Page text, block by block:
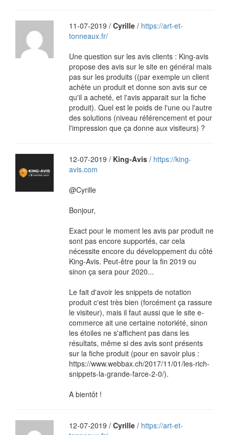
11-07-2019 / Cyrille/ https://art-et-
tonneaux.fr/
Une question sur les avis clients : King-avis
propose des avis sur le site en général mais
pas sur les produits ((par exemple un client
achète un produit et donne son avis sur ce
qu'il a acheté, et l'avis apparait sur la fiche
produit). Quel est le poids de l'une ou l'autre
des solutions (niveau référencement et pour
l'impression que ça donne aux visiteurs) ?
12-07-2019 / King-Avis/ https://king-
avis.com
@Cyrille
Bonjour,
Exact pour le moment les avis par produit ne
sont pas encore supportés, car cela
nécessite encore du développement du côté
King-Avis. Peut-être pour la fin 2019 ou
sinon ça sera pour 2020...
Le fait d'avoir les snippets de notation
produit c'est très bien (forcément ça rassure
le visiteur), mais il faut aussi que le site e-
commerce ait une certaine notoriété, sinon
les étoiles ne s'affichent pas dans les
résultats, même si des avis sont présents
sur la fiche produit (pour en savoir plus :
https://www.webbax.ch/2017/11/01/les-rich-
snippets-la-grande-farce-2-0/).
A bientôt !
12-07-2019 / Cyrille/ https://art-et-